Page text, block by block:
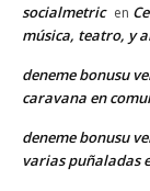
socialmetric en
música, teatro, y
deneme bonusu
caravana en
deneme bonusu
varias puñaladas